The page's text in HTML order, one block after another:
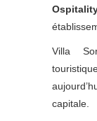
Villa
capitale.